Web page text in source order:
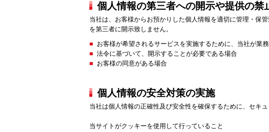
個人情報の第三者への開示や提供の禁
当社は、お客様からお預かりした個人情報を適切に管理・保
を第三者に開示致しません。
お客様が希望されるサービスを実施するために、当社が業
法令に基づいて、開示することが必要である場合
お客様の同意がある場合
個人情報の安全対策の実施
当社は個人情報の正確性及び安全性を確保するために、セキ
当サイトがクッキーを使用して行っていること